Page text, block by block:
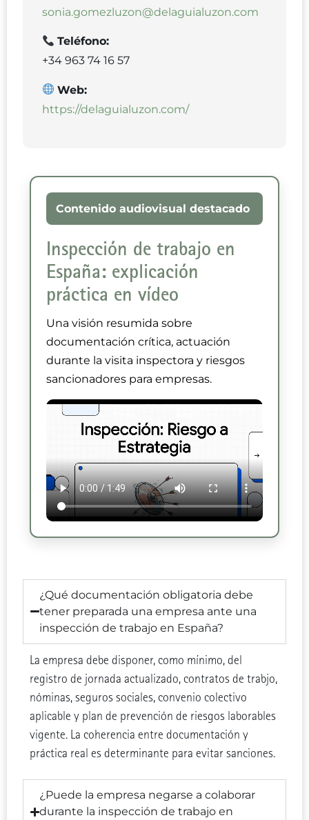
sonia.gomezluzon@delaguialuzon.com
Teléfono:
+34 963 74 16 57
Web:
https://delaguialuzon.com/
Contenido audiovisual destacado
Inspección de trabajo en
España: explicación
práctica en vídeo
Una visión resumida sobre
documentación crítica, actuación
durante la visita inspectora y riesgos
sancionadores para empresas.
¿Qué documentación obligatoria debe
tener preparada una empresa ante una
inspección de trabajo en España?
La empresa debe disponer, como mínimo, del
registro de jornada actualizado, contratos de trabjo,
nóminas, seguros sociales, convenio colectivo
aplicable y plan de prevención de riesgos laborables
vigente. La coherencia entre documentación y
práctica real es determinante para evitar sanciones.
¿Puede la empresa negarse a colaborar
durante la inspección de trabajo en